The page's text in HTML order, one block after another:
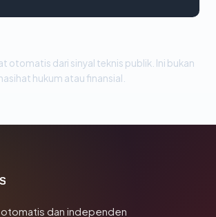
otomatis dari sinyal teknis publik. Ini bukan
hukum atau finansial.
dan independen